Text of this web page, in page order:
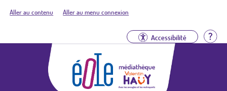
Aller au contenu Aller au menu connexion
Accessibilité